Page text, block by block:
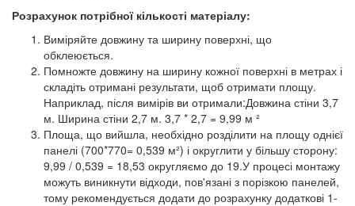
Розрахунок потрібної кількості матеріалу:
Виміряйте довжину та ширину поверхні, що
обклеюється.
Помножте довжину на ширину кожної поверхні в метрах і
складіть отримані результати, щоб отримати площу.
Наприклад, після вимірів ви отримали:Довжина стіни 3,7
м. Ширина стіни 2,7 м. 3,7 * 2,7 = 9,99 м ²
Площа, що вийшла, необхідно розділити на площу однієї
панелі (700*770= 0,539 м²) і округлити у більшу сторону:
9,99 / 0,539 = 18,53 округляємо до 19.У процесі монтажу
можуть виникнути відходи, пов'язані з порізкою панелей,
тому рекомендується додати до розрахунку додаткові 1-